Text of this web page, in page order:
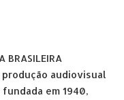
BRASILEIRA
audiovisual
em 1940,